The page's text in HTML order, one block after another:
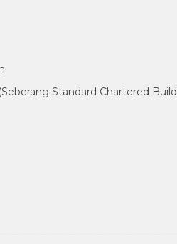
Standard Chartered